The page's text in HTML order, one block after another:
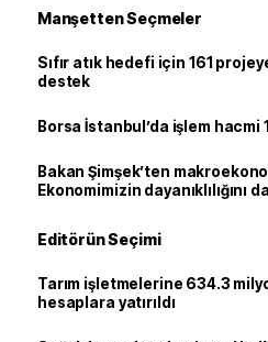
Manşetten Seçmeler
Sıfır atık hedefi için 161
destek
Borsa İstanbul’da işlem hacmi
Bakan Şimşek’ten
Ekonomimizin dayanıklılığını
Editörün Seçimi
Tarım işletmelerine 634.3
hesaplara yatırıldı